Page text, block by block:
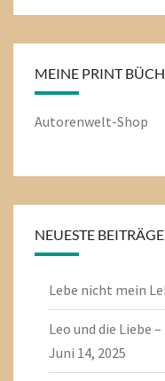
MEINE PRINT
Autorenwelt-Shop
NEUESTE BEITRÄGE
Lebe nicht mein
Leo und die Liebe
Juni 14, 2025